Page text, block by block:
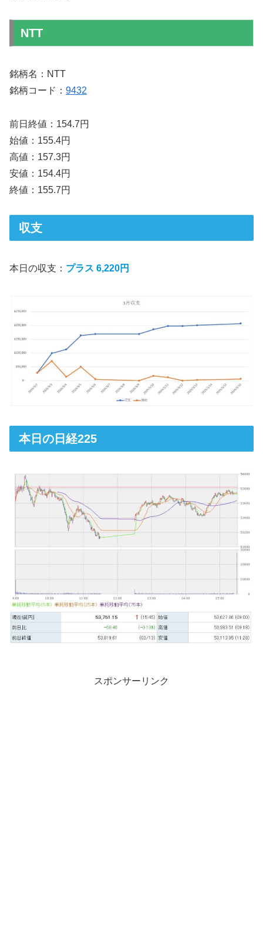
NTT
銘柄名：NTT
銘柄コード： 9432
前日終値：154.7円
始値：155.4円
高値：157.3円
安値：154.4円
終値：155.7円
収支
本日の収支： プラス 6,220円
本日の日経225
スポンサーリンク